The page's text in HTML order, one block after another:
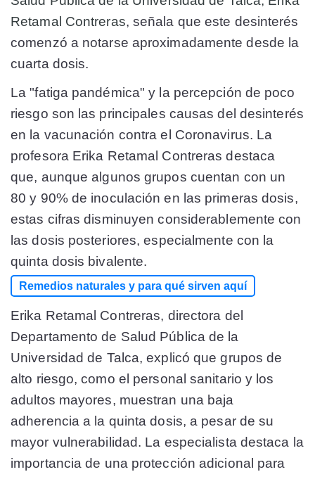
Retamal Contreras, señala que este desinterés
comenzó a notarse aproximadamente desde la
cuarta dosis.
La "fatiga pandémica" y la percepción de poco
riesgo son las principales causas del desinterés
en la vacunación contra el Coronavirus. La
profesora Erika Retamal Contreras destaca
que, aunque algunos grupos cuentan con un
80 y 90% de inoculación en las primeras dosis,
estas cifras disminuyen considerablemente con
las dosis posteriores, especialmente con la
quinta dosis bivalente.
Remedios naturales y para qué sirven aquí
Erika Retamal Contreras, directora del
Departamento de Salud Pública de la
Universidad de Talca, explicó que grupos de
alto riesgo, como el personal sanitario y los
adultos mayores, muestran una baja
adherencia a la quinta dosis, a pesar de su
mayor vulnerabilidad. La especialista destaca la
importancia de una protección adicional para